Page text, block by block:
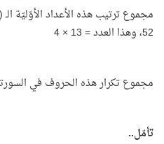
52، وهذا العدد = 13 × 4
مجموع تكرار هذه الحروف في السورتين = 114 بعدد سور
تأمّل..